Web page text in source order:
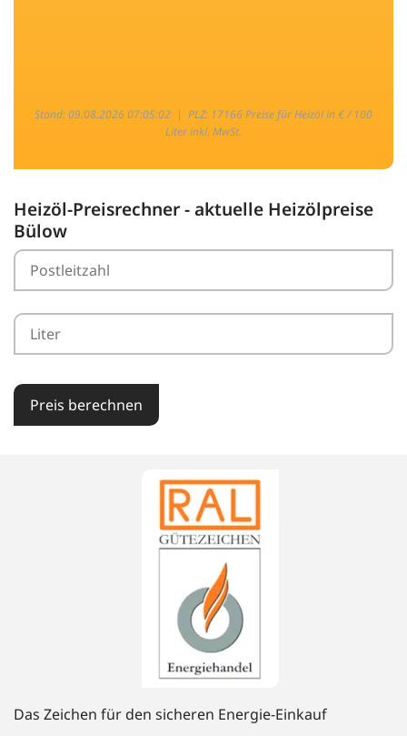
Stand: 09.08.2026 07:05:02 | PLZ: 17166 Preise für Heizöl in € / 100
Liter inkl. MwSt.
Heizöl-Preisrechner - aktuelle Heizölpreise
Bülow
Preis berechnen
Das Zeichen für den sicheren Energie-Einkauf